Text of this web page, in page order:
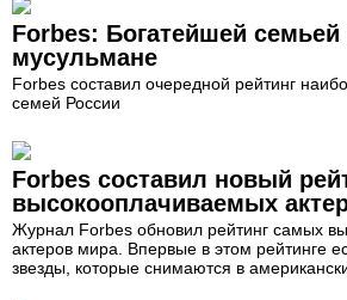
Forbes: Богатейшей семьей
мусульмане
Forbes составил очередной рейтинг
семей России
Forbes составил новый
высокооплачиваемых
Журнал Forbes обновил рейтинг самых
актеров мира. Впервые в этом рейтинге
звезды, которые снимаются в